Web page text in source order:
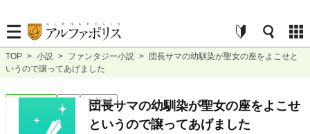
TOP > 小説 > ファンタジー小説 >
団長サマの幼馴染が聖女の座をよこせと
いうので譲ってあげました
ファンタジー 完結 ｼｮｰﾄｼｮｰﾄ
団長サマの幼馴染が聖女の座をよこせ
というので譲ってあげました